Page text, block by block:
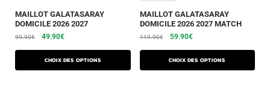
MAILLOT GALATASARAY
DOMICILE 2026 2027
99.90€ 49.90€
Choix des options
MAILLOT GALATASARAY
DOMICILE 2026 2027 MATCH
119.90€ 59.90€
Choix des options